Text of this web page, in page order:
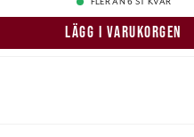
LÄGG I VARUKORGEN